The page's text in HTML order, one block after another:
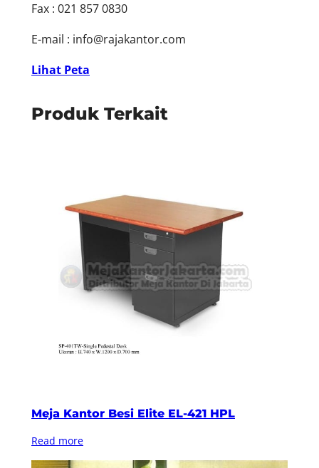
Fax : 021 857 0830
E-mail : info@rajakantor.com
Lihat Peta
Produk Terkait
Meja Kantor Besi Elite EL-421 HPL
Read more